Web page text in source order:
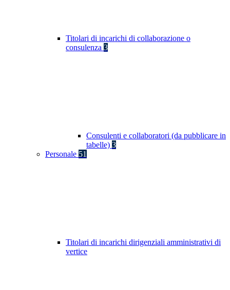
Titolari di incarichi di collaborazione o
consulenza 3
Consulenti e collaboratori (da pubblicare in
tabelle) 3
Personale 51
Titolari di incarichi dirigenziali amministrativi di
vertice